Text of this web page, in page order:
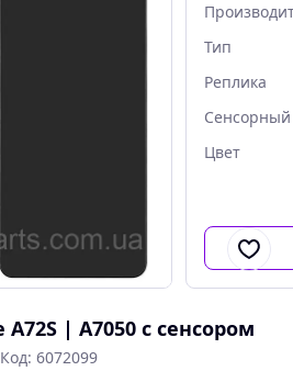
Тип
Реплика
Сенсорный
Цвет
| A7050 с сенсором
Код: 6072099